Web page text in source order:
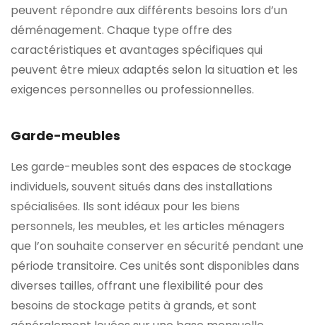
peuvent répondre aux différents besoins lors d’un
déménagement. Chaque type offre des
caractéristiques et avantages spécifiques qui
peuvent être mieux adaptés selon la situation et les
exigences personnelles ou professionnelles.
Garde-meubles
Les garde-meubles sont des espaces de stockage
individuels, souvent situés dans des installations
spécialisées. Ils sont idéaux pour les biens
personnels, les meubles, et les articles ménagers
que l’on souhaite conserver en sécurité pendant une
période transitoire. Ces unités sont disponibles dans
diverses tailles, offrant une flexibilité pour des
besoins de stockage petits à grands, et sont